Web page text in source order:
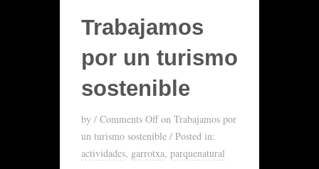
Trabajamos
por un turismo
sostenible
by / Comments Offon Trabajamos por
un turismo sostenible / Posted in:
actividades, garrotxa, parquenatural